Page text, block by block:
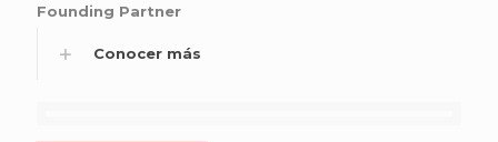
Founding Partner
Conocer más